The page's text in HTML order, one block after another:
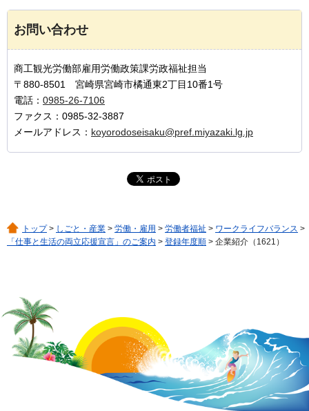
お問い合わせ
商工観光労働部雇用労働政策課労政福祉担当
〒880-8501 宮崎県宮崎市橘通東2丁目10番1号
電話： 0985-26-7106
ファクス：0985-32-3887
メールアドレス： koyorodoseisaku@pref.miyazaki.lg.jp
トップ> しごと・産業 > 労働・雇用 > 労働者福祉 > ワークライフバランス >
「仕事と生活の両立応援宣言」のご案内 > 登録年度順 > 企業紹介（1621）